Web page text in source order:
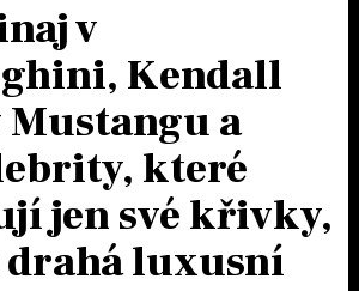
v
Kendall
Mustangu a
které
jen své křivky,
drahá luxusní